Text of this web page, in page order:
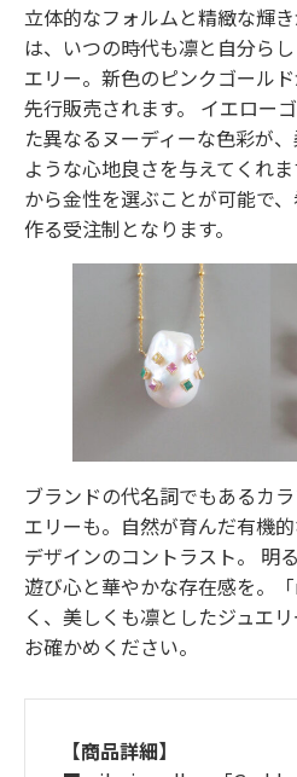
立体的なフォルムと精緻な輝
は、いつの時代も凛と自分ら
エリー。新色のピンクゴール
先行販売されます。 イエロー
た異なるヌーディーな色彩が
ような心地良さを与えてくれ
から金性を選ぶことが可能で
作る受注制となります。
ブランドの代名詞でもあるカ
エリーも。自然が育んだ有機
デザインのコントラスト。 明
遊び心と華やかな存在感を。
く、美しくも凛としたジュエ
お確かめください。
【商品詳細】